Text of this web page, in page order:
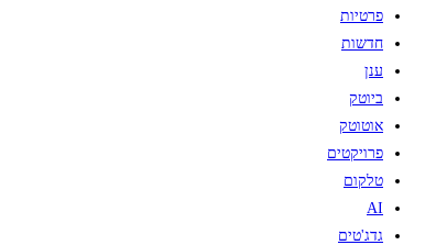
פרטיות
חדשות
ענן
ביוטק
אוטוטק
פרויקטים
טלקום
AI
גדג'טים